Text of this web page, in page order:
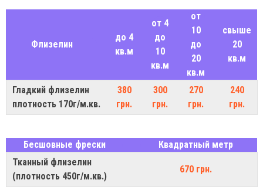
Флизелин
до 4
кв.м
от 4
до
10
кв.м
от
10
до
20
кв.м
свыше
20
кв.м
Гладкий флизелин
плотность 170г/м.кв.
380
грн.
300
грн.
270
грн.
240
грн.
Бесшовные фрески
Квадратный метр
Тканный флизелин
(плотность 450г/м.кв.)
670 грн.